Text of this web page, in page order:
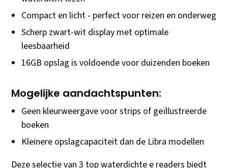
Compact en licht - perfect voor reizen en onderweg
Scherp zwart-wit display met optimale
leesbaarheid
16GB opslag is voldoende voor duizenden boeken
Mogelijke aandachtspunten:
Geen kleurweergave voor strips of geïllustreerde
boeken
Kleinere opslagcapaciteit dan de Libra modellen
Deze selectie van 3 top waterdichte e readers biedt